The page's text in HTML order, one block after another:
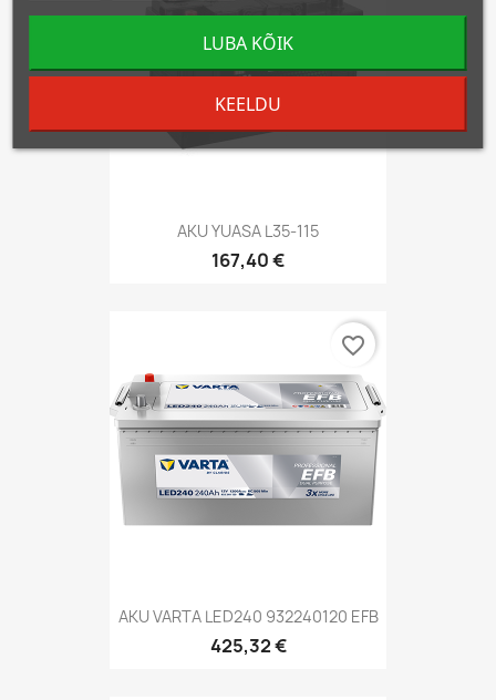
AKU YUASA L35-115
167,40 €
AKU VARTA LED240 932240120 EFB
425,32 €
favorite_border
KEELDU
LUBA KÕIK